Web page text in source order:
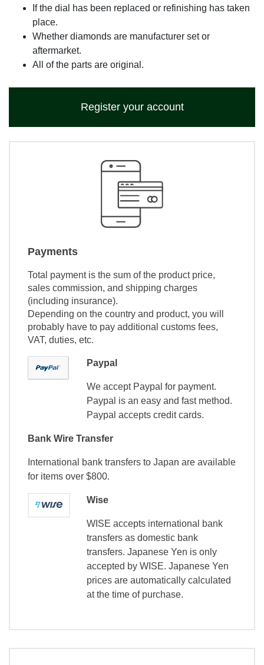
If the dial has been replaced or refinishing has taken
place.
Whether diamonds are manufacturer set or
aftermarket.
All of the parts are original.
Register your account
Payments
Total payment is the sum of the product price,
sales commission, and shipping charges
(including insurance).
Depending on the country and product, you will
probably have to pay additional customs fees,
VAT, duties, etc.
Paypal
We accept Paypal for payment.
Paypal is an easy and fast method.
Paypal accepts credit cards.
Bank Wire Transfer
International bank transfers to Japan are available
for items over $800.
Wise
WISE accepts international bank
transfers as domestic bank
transfers. Japanese Yen is only
accepted by WISE. Japanese Yen
prices are automatically calculated
at the time of purchase.